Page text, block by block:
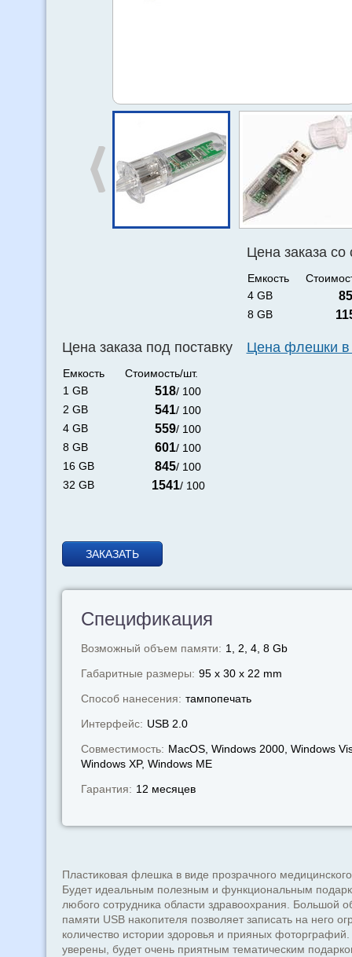
Цена заказа под поставку
Емкость
Стоимость/шт.
1 GB
518/ 100
2 GB
541/ 100
4 GB
559/ 100
8 GB
601/ 100
16 GB
845/ 100
32 GB
1541/ 100
Цена заказа со
Емкость
4 GB
8 GB
Цена флешки в
ЗАКАЗАТЬ
Спецификация
Возможный объем памяти: 1, 2, 4, 8 Gb
Габаритные размеры: 95 x 30 x 22 mm
Способ нанесения: тампопечать
Интерфейс: USB 2.0
Совместимость: MacOS, Windows 2000, Windows
Windows XP, Windows МЕ
Гарантия: 12 месяцев
Пластиковая флешка в виде прозрачного
Будет идеальным полезным и функциональным
любого сотрудника области здравоохрания. Большой
памяти USB накопителя позволяет записать на него
количество истории здоровья и прияных
уверены, будет очень приятным тематическим